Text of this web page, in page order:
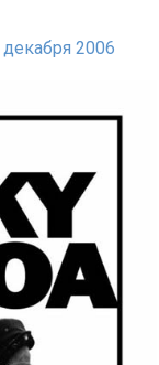
2006